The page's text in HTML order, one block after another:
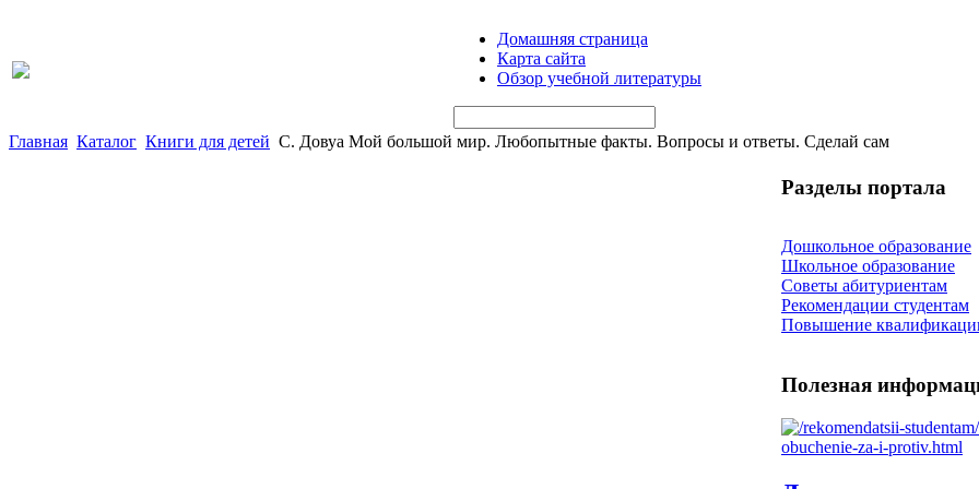
Домашняя страница
Карта сайта
Обзор учебной литературы
Главная Каталог Книги для детей С. Довуа Мой большой мир. Любопытные факты. Вопросы и ответы. Сделай сам
Разделы портала
Дошкольное образование
Школьное образование
Советы абитуриентам
Рекомендации студентам
Повышение
Полезная